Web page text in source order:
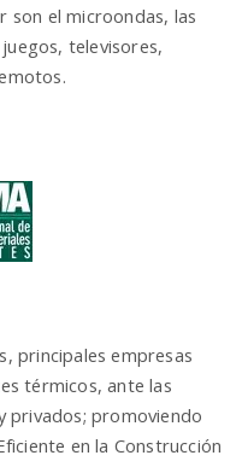
son el microondas, las
televisores,
principales empresas
térmicos, ante las
privados; promoviendo
en la Construcción